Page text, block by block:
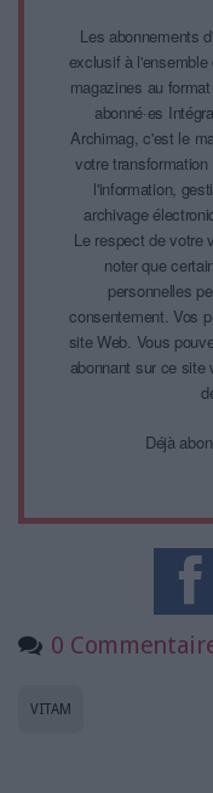
Les abonnements
exclusif à
magazines au
abonné·es
Archimag, c'est le
votre
l'information,
archivage
Le respect de votre
noter que
personnelles
consentement. Vos
site Web. Vous
abonnant sur ce site
Déjà
0
VITAM